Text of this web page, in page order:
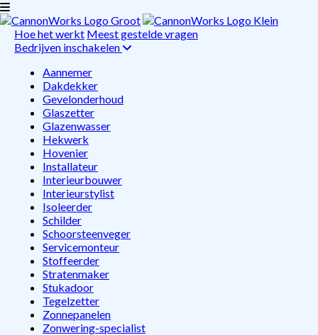
Hoe het werkt Meest gestelde vragen
Bedrijven inschakelen
Aannemer
Dakdekker
Gevelonderhoud
Glaszetter
Glazenwasser
Hekwerk
Hovenier
Installateur
Interieurbouwer
Interieurstylist
Isoleerder
Schilder
Schoorsteenveger
Servicemonteur
Stoffeerder
Stratenmaker
Stukadoor
Tegelzetter
Zonnepanelen
Zonwering-specialist